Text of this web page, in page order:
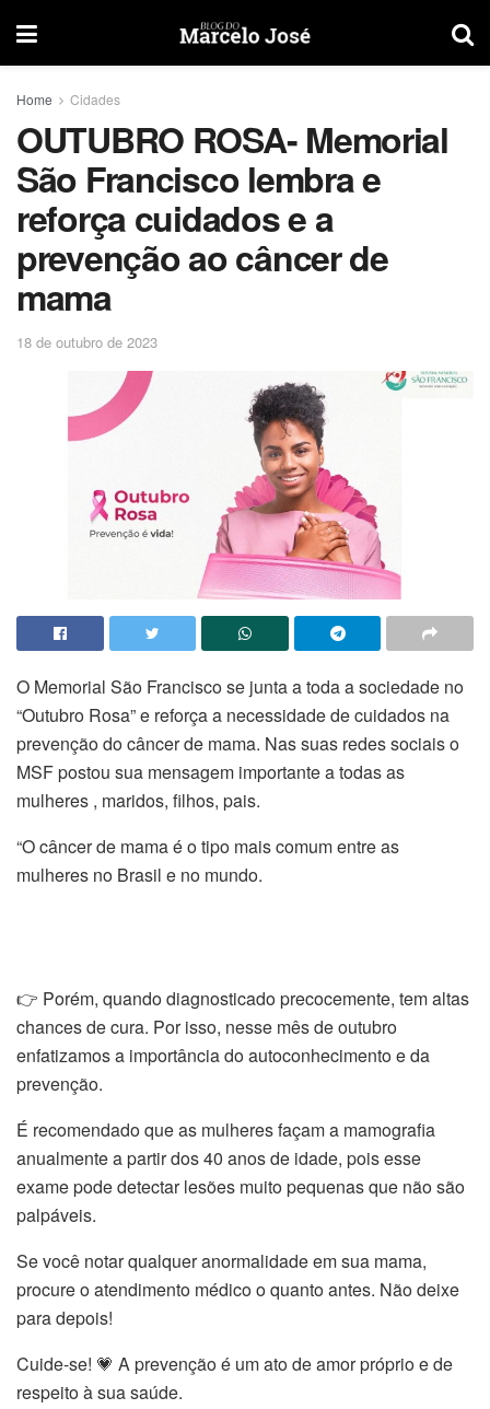
Home Cidades
OUTUBRO ROSA- Memorial
São Francisco lembra e
reforça cuidados e a
prevenção ao câncer de
mama
18 de outubro de 2023
O Memorial São Francisco se junta a toda a sociedade no
“Outubro Rosa” e reforça a necessidade de cuidados na
prevenção do câncer de mama. Nas suas redes sociais o
MSF postou sua mensagem importante a todas as
mulheres , maridos, filhos, pais.
“O câncer de mama é o tipo mais comum entre as
mulheres no Brasil e no mundo.
👉 Porém, quando diagnosticado precocemente, tem altas
chances de cura. Por isso, nesse mês de outubro
enfatizamos a importância do autoconhecimento e da
prevenção.
É recomendado que as mulheres façam a mamografia
anualmente a partir dos 40 anos de idade, pois esse
exame pode detectar lesões muito pequenas que não são
palpáveis.
Se você notar qualquer anormalidade em sua mama,
procure o atendimento médico o quanto antes. Não deixe
para depois!
Cuide-se! 💗 A prevenção é um ato de amor próprio e de
respeito à sua saúde.